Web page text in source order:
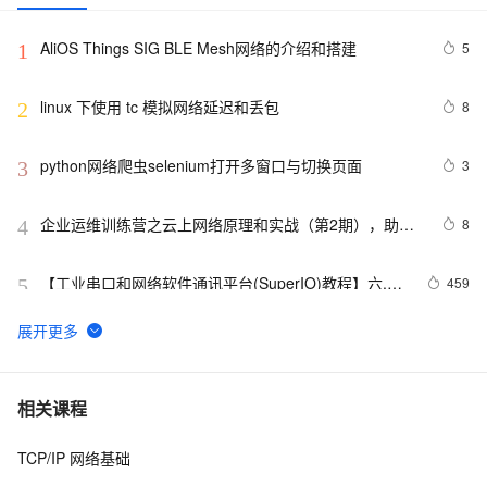
1 AliOS Things SIG BLE Mesh网络的介绍和搭建 5
2 linux 下使用 tc 模拟网络延迟和丢包 8
3 python网络爬虫selenium打开多窗口与切换页面 3
4 企业运维训练营之云上网络原理和实战（第2期），助力
8
5
【工业串口和网络软件通讯平台(SuperIO)教程】六.二
459
6
TPAMI 2024：计算机视觉中基于图神经网络和图
7 【学习记录】《DeepLearning.ai》第十课：卷积神经网
8 深入理解深度学习中的卷积神经网络（CNN）：从原理到
相关课程
TCP/IP 网络基础